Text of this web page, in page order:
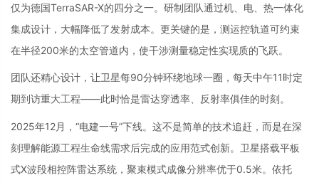
仅为德国TerraSAR-X的四分之一。研制团队通过机、电、热一体化
集成设计，大幅降低了发射成本。更关键的是，测运控轨道可约束
在半径200米的太空管道内，使干涉测量稳定性实现质的飞跃。
团队还精心设计，让卫星每90分钟环绕地球一圈，每天中午11时定
期到访重大工程——此时恰是雷达穿透率、反射率俱佳的时刻。
2025年12月，“电建一号”下线。这不是简单的技术追赶，而是在深
刻理解能源工程生命线需求后完成的应用范式创新。卫星搭载平板
式X波段相控阵雷达系统，聚束模式成像分辨率优于0.5米。依托